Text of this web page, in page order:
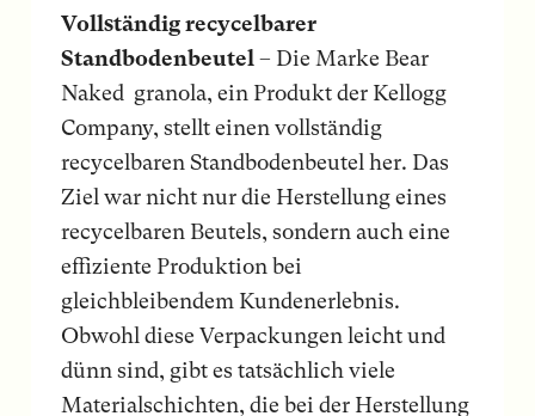
Vollständig recycelbarer
Standbodenbeutel– Die Marke Bear
Naked granola, ein Produkt der Kellogg
Company, stellt einen vollständig
recycelbaren Standbodenbeutel her. Das
Ziel war nicht nur die Herstellung eines
recycelbaren Beutels, sondern auch eine
effiziente Produktion bei
gleichbleibendem Kundenerlebnis.
Obwohl diese Verpackungen leicht und
dünn sind, gibt es tatsächlich viele
Materialschichten, die bei der Herstellung